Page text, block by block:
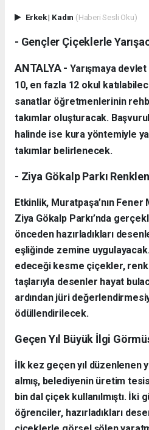
Erkek| Kadın (Haberi Sesli Oku)
- Gençler Çiçeklerle
ANTALYA -Yarışmaya
10, en fazla 12 okul
sanatlar öğretmenlerinin
takımlar oluşturacak.
halinde ise kura yöntemiyle
takımlar belirlenecek.
- Ziya Gökalp Parkı
Etkinlik, Muratpaşa’nın Fener
Ziya Gökalp Parkı’nda
önceden hazırladıkları
eşliğinde zemine
edeceği kesme çiçekler,
taşlarıyla desenler hayat
ardından jüri
ödüllendirilecek.
Geçen Yıl Büyük İlgi
İlk kez geçen yıl düzenlenen
almış, belediyenin üretim
bin dal çiçek kullanılmıştı.
öğrenciler, hazırladıkları